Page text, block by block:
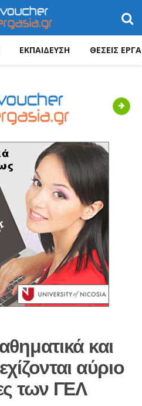
ΕΚΠΑΙΔΕΥΣΗ ΘΕΣΕΙΣ
Next
και
αύριο
των ΓΕΛ